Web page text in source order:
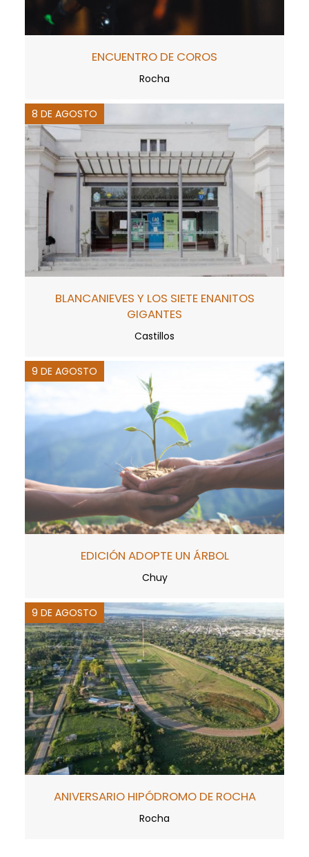
ENCUENTRO DE COROS
Rocha
8 DE AGOSTO
BLANCANIEVES Y LOS SIETE ENANITOS
GIGANTES
Castillos
9 DE AGOSTO
EDICIÓN ADOPTE UN ÁRBOL
Chuy
9 DE AGOSTO
ANIVERSARIO HIPÓDROMO DE ROCHA
Rocha